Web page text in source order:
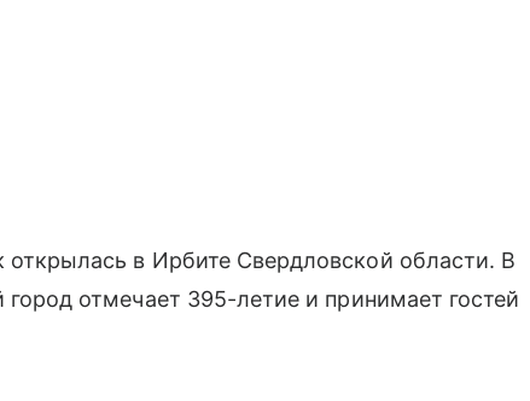
в Ирбите Свердловской области. В
город отмечает 395-летие и принимает гостей